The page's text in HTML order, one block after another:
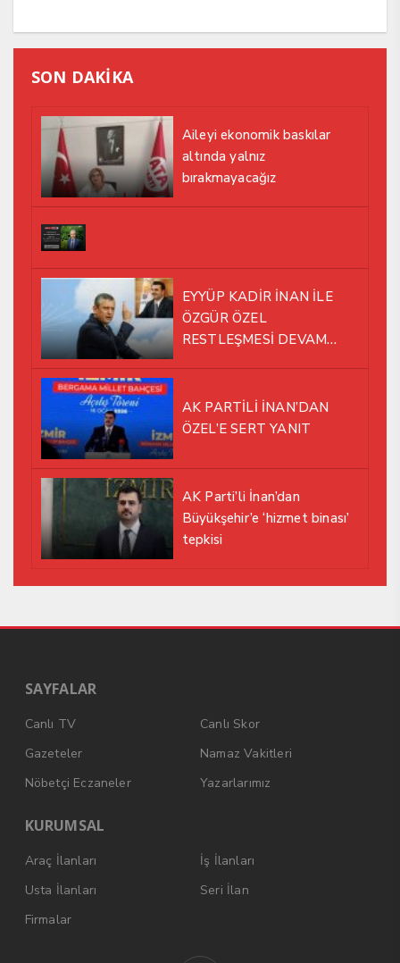
SON DAKİKA
Aileyi ekonomik baskılar
altında yalnız
bırakmayacağız
EYYÜP KADİR İNAN İLE
ÖZGÜR ÖZEL
RESTLEŞMESİ DEVAM
AK PARTİLİ İNAN’DAN
ÖZEL’E SERT YANIT
AK Parti’li İnan’dan
Büyükşehir’e ‘hizmet binası’
tepkisi
SAYFALAR
Canlı TV
Canlı Skor
Gazeteler
Namaz Vakitleri
Nöbetçi Eczaneler
Yazarlarımız
KURUMSAL
Araç İlanları
İş İlanları
Usta İlanları
Seri İlan
Firmalar